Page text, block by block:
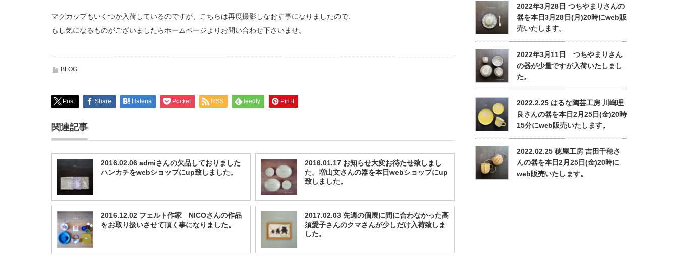
マグカップもいくつか入荷しているのですが、こちらは再度撮影しなおす事になりましたので、
もし気になるものがございましたらホームページよりお問い合わせ下さいませ。
BLOG
Post Share Hatena Pocket RSS feedly Pin it
関連記事
2016.02.06 admiさんの欠品しておりました
ハンカチをwebショップにup致しました。
2016.01.17 お知らせ大変お待たせ致しまし
た。増山文さんの器を本日webショップにup
致しました。
2016.12.02 フェルト作家 NICOさんの作品
をお取り扱いさせて頂く事になりました。
2017.02.03 先週の個展に間に合わなかった高
須愛子さんのクマさんが少しだけ入荷致しま
した。
2022年3月28日 つちやまりさんの
器を本日3月28日(月)20時にweb販
売いたします。
2022年3月11日 つちやまりさん
の器が少量ですが入荷いたしまし
た。
2022.2.25 はるな陶芸工房 川嶋理
良さんの器を本日2月25日(金)20時
15分にweb販売いたします。
2022.02.25 穂屋工房 吉田千穂さ
んの器を本日2月25日(金)20時に
web販売いたします。